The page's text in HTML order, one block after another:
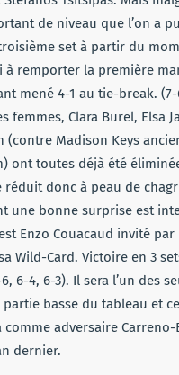
de niveau que l’on a
set à partir du
à remporter la première
mené 4-1 au tie-break. (7-
femmes, Clara Burel, Elsa
(contre Madison Keys
ont toutes déjà été
réduit donc à peau de
une bonne surprise est
Enzo Couacaud invité
Wild-Card. Victoire en 3
6-4, 6-3). Il sera l’un des
basse du tableau et
comme adversaire
dernier.